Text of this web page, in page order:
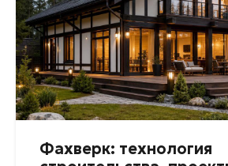
Фахверк: технология